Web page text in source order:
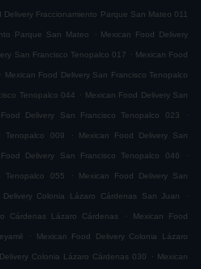
Delivery Fraccionamiento Parque San Mateo 011
Parque San Mateo . Mexican Food Delivery
San Francisco Tenopalco 017 . Mexican Food
. Mexican Food Delivery San Francisco Tenopalco
Tenopalco 044 . Mexican Food Delivery San
Delivery San Francisco Tenopalco 023 .
Tenopalco 009 . Mexican Food Delivery San
Delivery San Francisco Tenopalco 046 .
Tenopalco 055 . Mexican Food Delivery San
Delivery Colonia Lázaro Cárdenas San Juan .
Cárdenas Lázaro Cárdenas . Mexican Food
. Mexican Food Delivery Colonia Lázaro
Colonia Lázaro Cárdenas 030 . Mexican